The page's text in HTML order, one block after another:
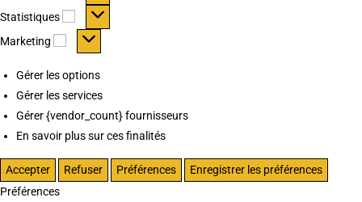
Statistiques Statistiques
Marketing Marketing
Gérer les options
Gérer les services
Gérer {vendor_count} fournisseurs
En savoir plus sur ces finalités
Accepter Refuser Préférences
Enregistrer les préférences
Préférences